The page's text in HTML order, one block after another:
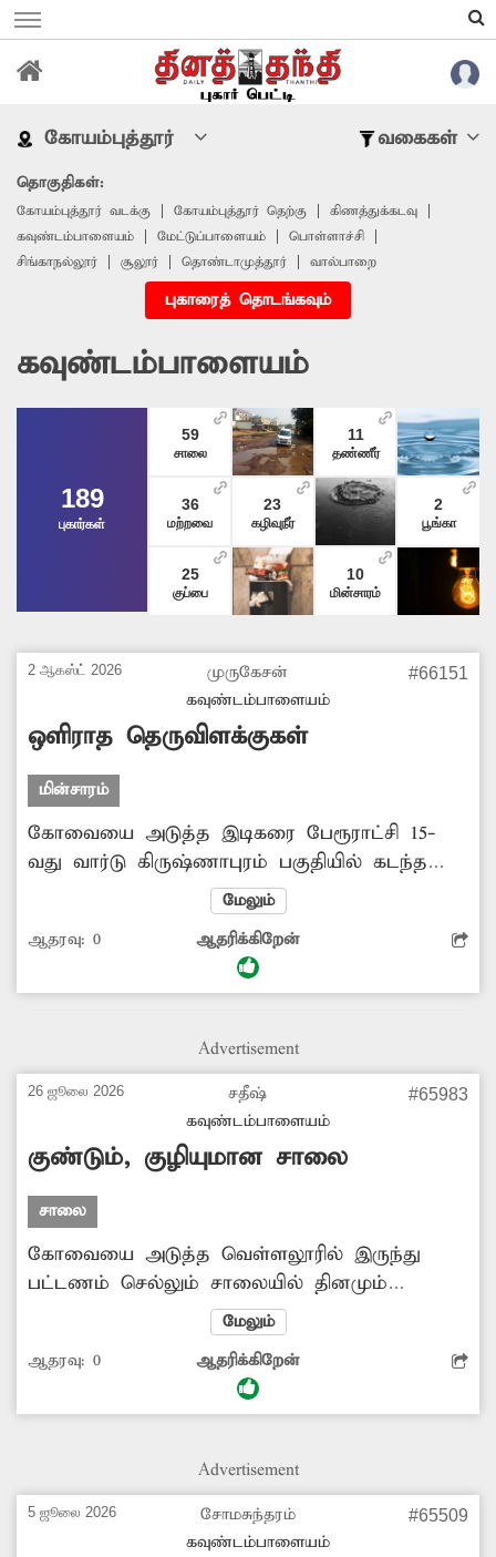
கோயம்புத்தூர் வகைகள்
தொகுதிகள்:
கோயம்புத்தூர் வடக்கு கோயம்புத்தூர் தெற்கு
கிணத்துக்கடவு
கவுண்டம்பாளையம்
மேட்டுப்பாளையம்
பொள்ளாச்சி
சிங்காநல்லூர்
சூலூர் தொண்டாமுத்தூர் வால்பாறை
புகாரைத் தொடங்கவும்
கவுண்டம்பாளையம்
189
புகார்கள்
59
சாலை
36
மற்றவை
25
குப்பை
23
கழிவுநீர்
11
தண்ணீர்
10
மின்சாரம்
2
பூங்கா
2 ஆகஸ்ட் 2026
முருகேசன்
கவுண்டம்பாளையம்
#66151
ஒளிராத தெருவிளக்குகள்
மின்சாரம்
கோவையை அடுத்த இடிகரை பேரூராட்சி 15-
வது வார்டு கிருஷ்ணாபுரம் பகுதியில் கடந்த
ஒரு வாரமாக தெருவிளக்குகள் சரிவர ஒளிருவது
இல்லை. இதனால் இரவில் அந்த பகுதியே
இருள் சூழ்ந்து காணப்படுகிறது. இதன்
காரணாக அப்பகுதி பொதுமக்கள் வெளியே
பலமுறை அதிகாரிகளிடம் தெரிவித்தும் உரிய
இனிமேலாவது அங்குள்ள தெருவிளக்குகளை
பழுது நீக்கி மீண்டும் ஒளிர வைக்க அதிகாரிகள்
நடவடிக்கை எடுக்க வேண்டும்.
மேலும்
ஆதரவு: 0 ஆதரிக்கிறேன்
Advertisement
26 ஜூலை 2026
சதீஷ்
கவுண்டம்பாளையம்
#65983
குண்டும், குழியுமான சாலை
சாலை
கோவையை அடுத்த வெள்ளலூரில் இருந்து
பட்டணம் செல்லும் சாலையில் தினமும்
ஏராளமான வாகனங்கள் சென்று வருகின்றன.
ஆனால் அந்த சாலை பல ஆண்டுகளாக
மிகவும் பழுதடைந்து குண்டும், குழியுமாக
காணப்படுகின்றன. இதனால் அவ்வப்போது
காரணமாக அந்த வழியாக சென்று வரும்
வருகிறார்கள். எனவே அந்த சாலையை
சீரமைக்க அதிகாரிகள் ஆவன செய்ய
மேலும்
ஆதரவு: 0 ஆதரிக்கிறேன்
Advertisement
5 ஜூலை 2026
சோமசுந்தரம்
கவுண்டம்பாளையம்
#65509